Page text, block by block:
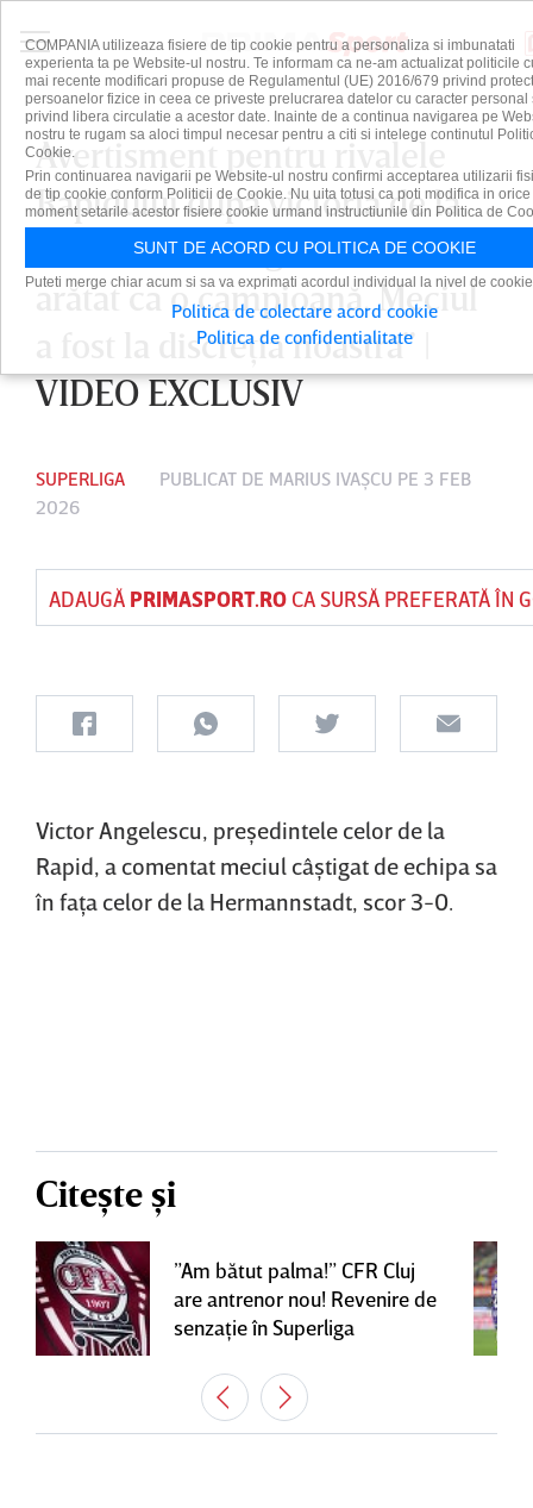
Avertisment pentru rivalele
Rapidului după victoria de la
Sibiu! Victor Angelescu: „Am
arătat ca o campioană. Meciul
a fost la discreţia noastră” |
VIDEO EXCLUSIV
SUPERLIGA PUBLICAT DE MARIUS IVAŞCU PE 3 FEB
2026
ADAUGĂ PRIMASPORT.ROCA SURSĂ PREFERATĂ ÎN
Victor Angelescu, preşedintele celor de la
Rapid, a comentat meciul câştigat de echipa sa
în faţa celor de la Hermannstadt, scor 3-0.
Citește și
”Am bătut palma!” CFR Cluj
are antrenor nou! Revenire de
senzaţie în Superliga
COMPANIA utilizeaza fisiere de tip cookie pentru a personaliza si imbunatati
experienta ta pe Website-ul nostru. Te informam ca ne-am actualizat politicile
mai recente modificari propuse de Regulamentul (UE) 2016/679 privind
persoanelor fizice in ceea ce priveste prelucrarea datelor cu caracter personal
privind libera circulatie a acestor date. Inainte de a continua navigarea pe
nostru te rugam sa aloci timpul necesar pentru a citi si intelege continutul
Cookie.
Prin continuarea navigarii pe Website-ul nostru confirmi acceptarea utilizarii
de tip cookie conform Politicii de Cookie. Nu uita totusi ca poti modifica in orice
moment setarile acestor fisiere cookie urmand instructiunile din Politica de
SUNT DE ACORD CU POLITICA DE COOKIE
Puteti merge chiar acum si sa va exprimati acordul individual la nivel de
Politica de colectare acord cookie
Politica de confidentialitate